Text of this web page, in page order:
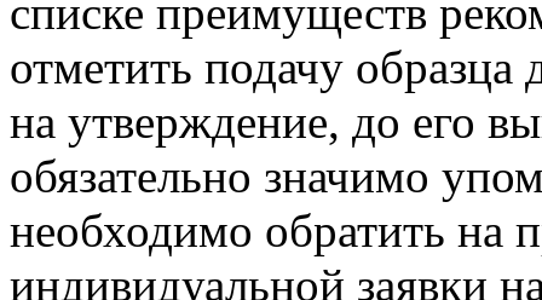
списке преимуществ
отметить подачу образца
на утверждение, до его
обязательно значимо
необходимо обратить на
индивидуальной заявки